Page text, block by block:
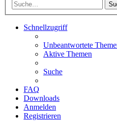
Schnellzugriff
Unbeantwortete
Aktive Themen
Suche
FAQ
Downloads
Anmelden
Registrieren